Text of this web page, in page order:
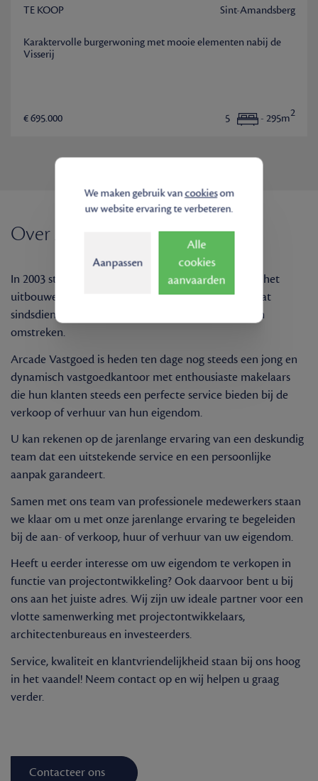
TE KOOP Sint-Amandsberg
Karaktervolle burgerwoning met mooie elementen nabij de
Visserij
€ 695.000 5 - 295m2
Over Arcade Vastgoed
In 2003 startten de zaakvoerders Dirk en Peter met het
uitbouwen van een gloednieuw vastgoedkantoor, dat
sindsdien een uitstekende reputatie kent in Gent en
omstreken.
Arcade Vastgoed is heden ten dage nog steeds een jong en
dynamisch vastgoedkantoor met enthousiaste makelaars
die hun klanten steeds een perfecte service bieden bij de
verkoop of verhuur van hun eigendom.
U kan rekenen op de jarenlange ervaring van een deskundig
team dat een uitstekende service en een persoonlijke
aanpak garandeert.
Samen met ons team van professionele medewerkers staan
we klaar om u met onze jarenlange ervaring te begeleiden
bij de aan- of verkoop, huur of verhuur van uw eigendom.
Heeft u eerder interesse om uw eigendom te verkopen in
functie van projectontwikkeling? Ook daarvoor bent u bij
ons aan het juiste adres. Wij zijn uw ideale partner voor een
vlotte samenwerking met projectontwikkelaars,
architectenbureaus en investeerders.
Service, kwaliteit en klantvriendelijkheid staan bij ons hoog
in het vaandel! Neem contact op en wij helpen u graag
verder.
Contacteer ons
We maken gebruik vancookiesom
uw website ervaring te verbeteren.
Aanpassen
Alle
cookies
aanvaarden